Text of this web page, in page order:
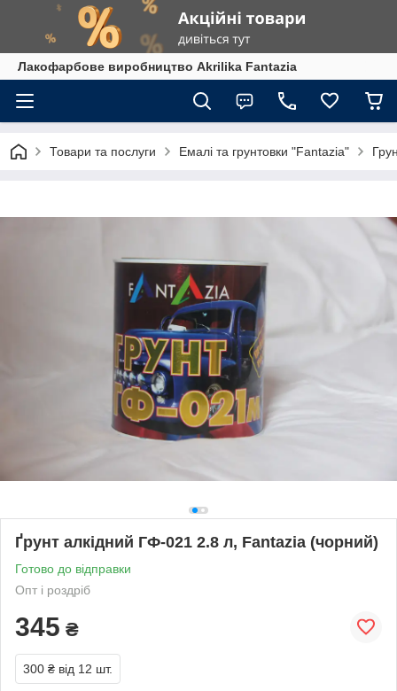
Лакофарбове виробництво Akrilika Fantazia
Товари та послуги Емалі та грунтовки "Fantazia"
Ґрунт алкідний ГФ-021 2.8 л, Fantazia (чорний)
Готово до відправки
Опт і роздріб
345 ₴
300 ₴ від 12 шт.